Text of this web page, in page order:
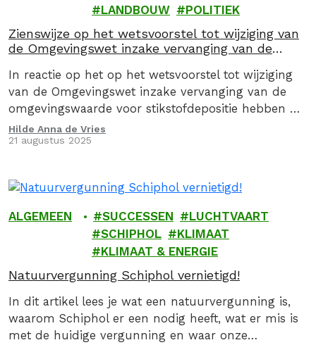
LANDBOUW
POLITIEK
Zienswijze op het wetsvoorstel tot wijziging van
de Omgevingswet inzake vervanging van de
In reactie op het op het wetsvoorstel tot wijziging
van de Omgevingswet inzake vervanging van de
omgevingswaarde voor stikstofdepositie hebben wij
een zienswijze ingediend.
Hilde Anna de Vries
21 augustus 2025
ALGEMEEN SUCCESSEN
LUCHTVAART
SCHIPHOL
KLIMAAT
KLIMAAT & ENERGIE
Natuurvergunning Schiphol vernietigd!
In dit artikel lees je wat een natuurvergunning is,
waarom Schiphol er een nodig heeft, wat er mis is
met de huidige vergunning en waar onze